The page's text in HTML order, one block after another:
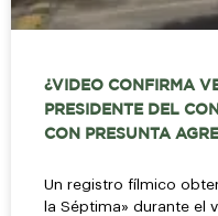
¿VIDEO CONFIRMA
PRESIDENTE DEL
CON PRESUNTA
Un registro fílmico
la Séptima» durante el